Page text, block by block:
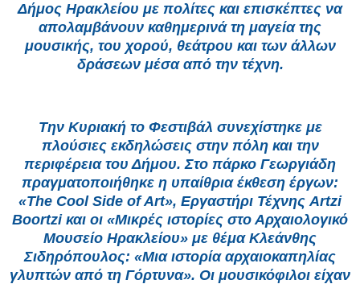
Δήμος Ηρακλείου με πολίτες και επισκέπτες να
απολαμβάνουν καθημερινά τη μαγεία της
μουσικής, του χορού, θεάτρου και των άλλων
δράσεων μέσα από την τέχνη.
Την Κυριακή το Φεστιβάλ συνεχίστηκε με
πλούσιες εκδηλώσεις στην πόλη και την
περιφέρεια του Δήμου. Στο πάρκο Γεωργιάδη
πραγματοποιήθηκε η υπαίθρια έκθεση έργων:
«The Cool Side of Art», Εργαστήρι Τέχνης Artzi
Boortzi και οι «Μικρές ιστορίες στο Αρχαιολογικό
Μουσείο Ηρακλείου» με θέμα Κλεάνθης
Σιδηρόπουλος: «Μια ιστορία αρχαιοκαπηλίας
γλυπτών από τη Γόρτυνα». Οι μουσικόφιλοι είχαν